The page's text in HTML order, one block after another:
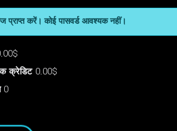
करें। कोई पासवर्ड आवश्यक नहीं।
क्रेडिट 0.00$
0